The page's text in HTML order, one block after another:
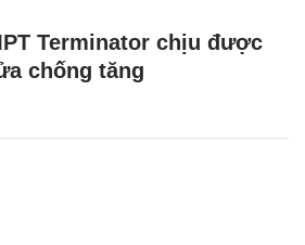
Terminator chịu được
chống tăng